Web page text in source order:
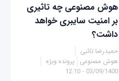
هوش مصنوعی چه تاثیری
بر امنیت سایبری خواهد
داشت؟
حمیدرضا تائبی
هوش مصنوعی پرونده ویژه
03/09/1400 - 12:10